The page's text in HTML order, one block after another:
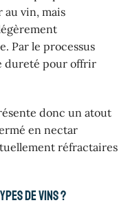
au vin, mais
Par le processus
dureté pour offrir
donc un atout
en nectar
réfractaires
de vins ?